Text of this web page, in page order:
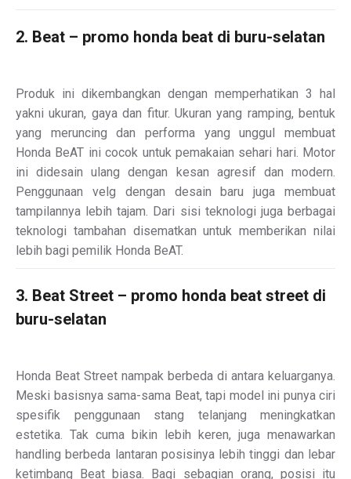
2. Beat – promo honda beat di buru-selatan
Produk ini dikembangkan dengan memperhatikan 3 hal
yakni ukuran, gaya dan fitur. Ukuran yang ramping, bentuk
yang meruncing dan performa yang unggul membuat
Honda BeAT ini cocok untuk pemakaian sehari hari. Motor
ini didesain ulang dengan kesan agresif dan modern.
Penggunaan velg dengan desain baru juga membuat
tampilannya lebih tajam. Dari sisi teknologi juga berbagai
teknologi tambahan disematkan untuk memberikan nilai
lebih bagi pemilik Honda BeAT.
3. Beat Street – promo honda beat street di
buru-selatan
Honda Beat Street nampak berbeda di antara keluarganya.
Meski basisnya sama-sama Beat, tapi model ini punya ciri
spesifik penggunaan stang telanjang meningkatkan
estetika. Tak cuma bikin lebih keren, juga menawarkan
handling berbeda lantaran posisinya lebih tinggi dan lebar
ketimbang Beat biasa. Bagi sebagian orang, posisi itu